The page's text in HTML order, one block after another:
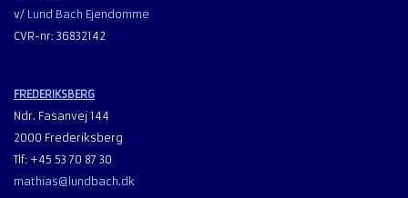
v/ Lund Bach Ejendomme
CVR-nr: 36832142
FREDERIKSBERG
Ndr. Fasanvej 144
2000 Frederiksberg
Tlf: +45 53 70 87 30
mathias@lundbach.dk